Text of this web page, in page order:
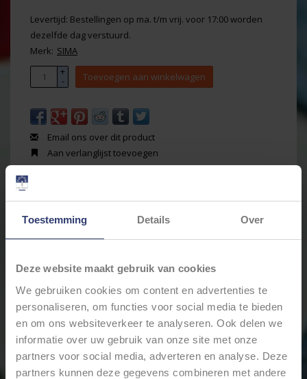
Toestemming Details Over
Deze website maakt gebruik van cookies
We gebruiken cookies om content en advertenties te
personaliseren, om functies voor social media te bieden
en om ons websiteverkeer te analyseren. Ook delen we
informatie over uw gebruik van onze site met onze
partners voor social media, adverteren en analyse. Deze
partners kunnen deze gegevens combineren met andere
Levertijd: Bestellingen op ma. t/m vrij. voor 17:00 worden
dezelfde dag verstuurd.
Merk: SIMA
+
- Toevoegen aan winkelwagen
Email ons over dit product
Aan verlanglijst toevoegen
Toevoegen om te vergelijken
Informatie (0)
met beugel - WM620 12CD
Afmeting: 26,5 x 26,5 x 24,5 (+16mm)
Afmeting tab (5-pins) 6,3 x 0,8 mm
RE620 12CBD